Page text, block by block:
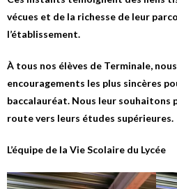
vécues et de la richesse de leur
l’établissement.
À tous nos élèves de Terminale,
encouragements les plus sincères
baccalauréat. Nous leur souhaitons
route vers leurs études supérieures.
L’équipe de la Vie Scolaire du Lycée